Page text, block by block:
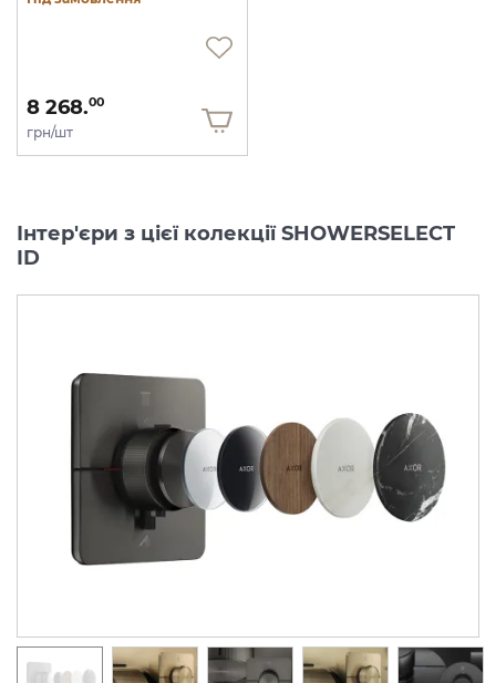
8 268.00
грн/шт
Інтер'єри з цієї колекції SHOWERSELECT
ID